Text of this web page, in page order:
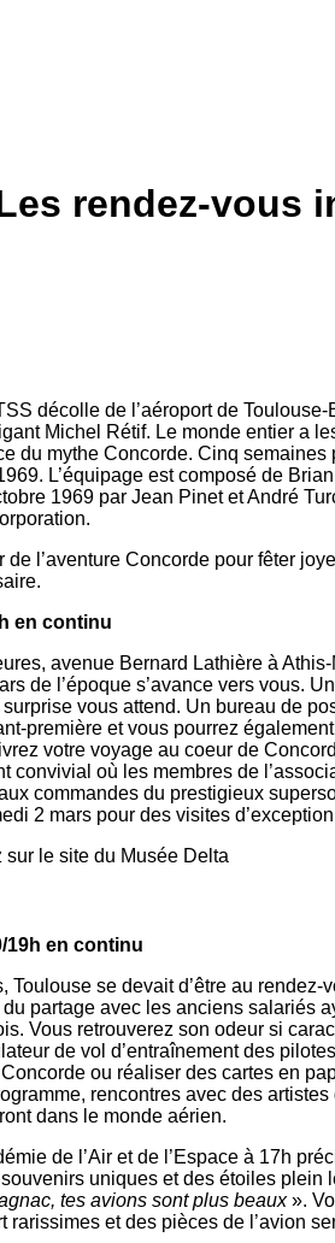
rendez-vous
décolle de l’aéroport de
Michel Rétif. Le monde entier a
du mythe Concorde. Cinq
L’équipage est composé de
1969 par Jean Pinet et André
l’aventure Concorde pour fêter
en continu
avenue Bernard Lathière à
de l’époque s’avance vers vous.
vous attend. Un bureau de
première et vous pourrez
votre voyage au coeur de
convivial où les membres de
commandes du prestigieux
2 mars pour des visites
sur le site du Musée Delta
19h en continu
se devait d’être au
partage avec les anciens
Vous retrouverez son odeur si
de vol d’entraînement des
ou réaliser des cartes en
rencontres avec des
dans le monde aérien.
de l’Air et de l’Espace à 17h
uniques et des étoiles
tes avions sont plus beaux».
et des pièces de l’avion